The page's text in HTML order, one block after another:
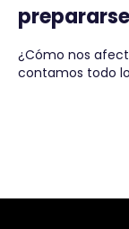
¿Cómo nos
contamos todo